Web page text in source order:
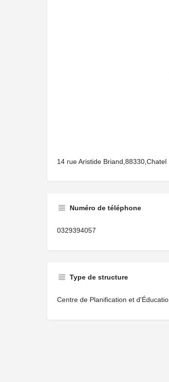
14 rue Aristide Briand,88330,Chatel
Numéro de téléphone
0329394057
Type de structure
Centre de Planification et